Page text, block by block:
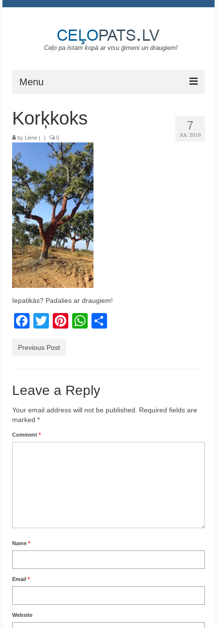
Ceļo pa īstam kopā ar visu ģimeni un draugiem!
Menu
Gruzija
Portugāle
ASV
Melnkalne
Grieķija
Krēta
Francija
Austrija
Itālija
Latvija
Indonēzija
7
JUL 2019
Korķkoks
by Liene | | 0
Iepatikās? Padalies ar draugiem!
Facebook
TwitterPinterest
WhatsApp
Previous Post
Leave a Reply
Your email address will not be published.
Required fields are
marked *
Comment *
Name *
Email *
Website